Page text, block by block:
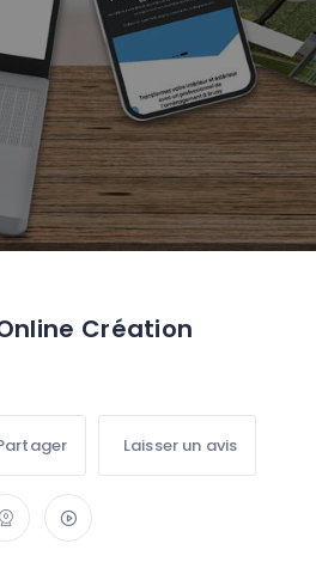
Création
Laisser un avis